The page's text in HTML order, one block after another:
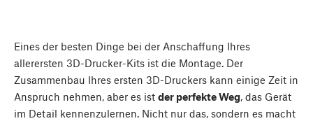
Eines der besten Dinge bei der Anschaffung Ihres
allerersten 3D-Drucker-Kits ist die Montage. Der
Zusammenbau Ihres ersten 3D-Druckers kann einige Zeit in
Anspruch nehmen, aber es ist der perfekte Weg, das Gerät
im Detail kennenzulernen. Nicht nur das, sondern es macht